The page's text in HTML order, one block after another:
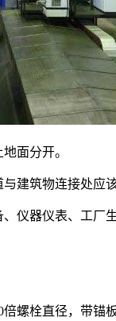
面分开。
建筑物连接处应
仪器仪表、工厂
螺栓直径，带锚